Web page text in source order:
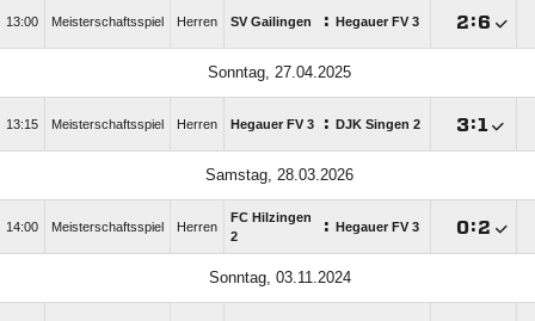
13:00 Meisterschaftsspiel Herren SV Gailingen : Hegauer FV 3 :
Sonntag, 27.04.2025
13:15 Meisterschaftsspiel Herren Hegauer FV 3 : DJK Singen 2 :
Samstag, 28.03.2026
14:00 Meisterschaftsspiel Herren
FC Hilzingen
2
: Hegauer FV 3 :
Sonntag, 03.11.2024